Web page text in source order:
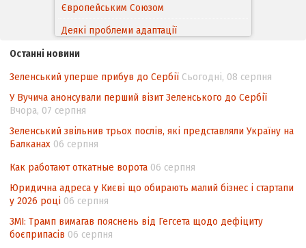
Європейським Cоюзом
Деякі проблеми адаптації
походження товарів відповідно до
Угоди про торговельні аспекти прав
інтелектуальної власності (TRIPS) у
контексті євроінтеграції
Аналіз виборчого законодавства щодо
невизначеності механізму повторного
Інформаційна безпека суспільства
Останні новини
Зеленський уперше прибув до Сербії Сьогодні, 08 серпня
У Вучича анонсували перший візит Зеленського до Сербії
Вчора, 07 серпня
Зеленський звільнив трьох послів, які представляли Україну на
Балканах 06 серпня
Как работают откатные ворота 06 серпня
Юридична адреса у Києві що обирають малий бізнес і стартапи
у 2026 році 06 серпня
ЗМІ: Трамп вимагав пояснень від Гегсета щодо дефіциту
боєприпасів 06 серпня